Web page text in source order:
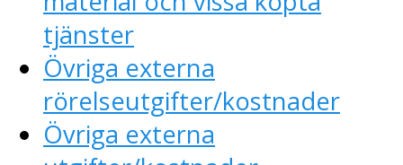
tjänster
Övriga externa
rörelseutgifter/kostnader
Övriga externa